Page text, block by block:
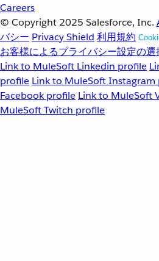
Careers
© Copyright 2025 Salesforce, Inc.
バシー Privacy Shield 利用規約
お客様によるプライバシー設定の選
Link to MuleSoft Linkedin profile
profile Link to MuleSoft Instagram
Facebook profile Link to MuleSoft
MuleSoft Twitch profile